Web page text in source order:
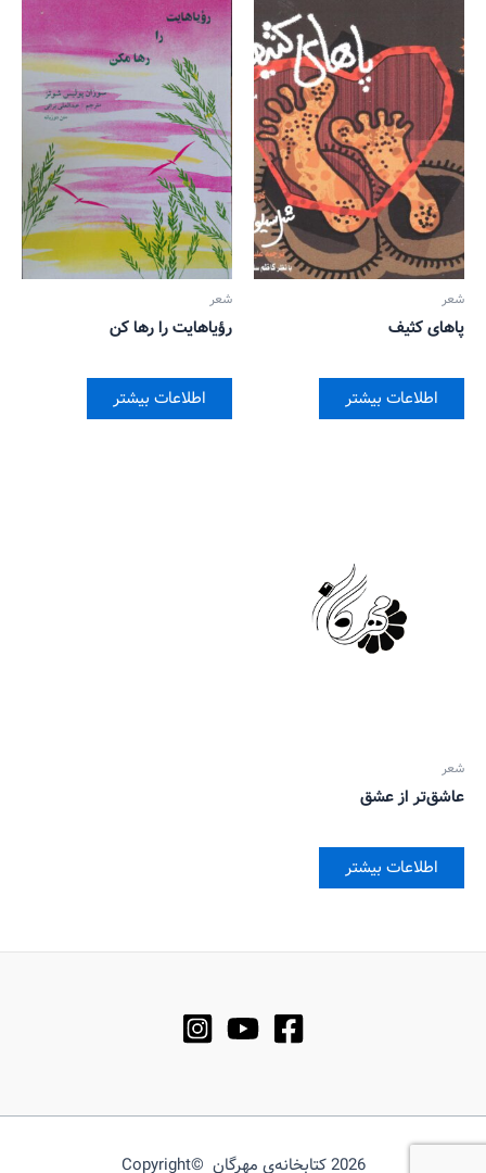
شعر
پاهای کثیف
اطلاعات بیشتر
شعر
رؤیاهایت را رها کن
اطلاعات بیشتر
شعر
عاشق‌تر از عشق
اطلاعات بیشتر
2026 کتابخانه‌ی مهرگان ©Copyright